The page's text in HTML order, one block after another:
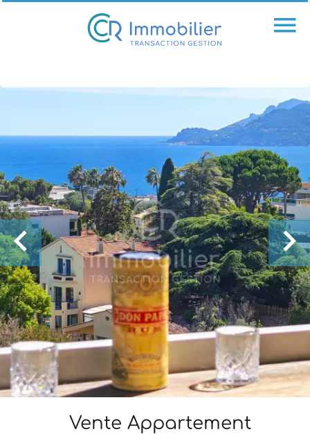
Vente Appartement